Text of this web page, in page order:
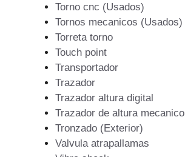
Torno cnc (Usados)
Tornos mecanicos (Usados)
Torreta torno
Touch point
Transportador
Trazador
Trazador altura digital
Trazador de altura mecanico
Tronzado (Exterior)
Valvula atrapallamas